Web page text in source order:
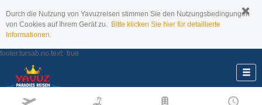
Durch die Nutzung von Yavuzreisen stimmen Sie den Nutzungsbedingungen
von Cookies auf Ihrem Gerät zu. Bitte klicken Sie hier für detaillierte
Informationen.
footer.tursab.no.text: true